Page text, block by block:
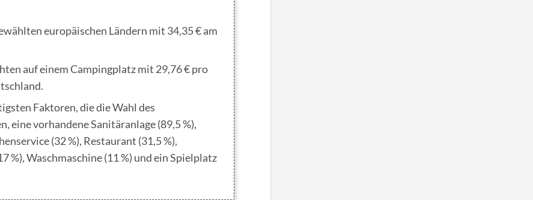
europäischen Ländern mit 34,35 € am
auf einem Campingplatz mit 29,76 € pro
Faktoren, die die Wahl des
eine vorhandene Sanitäranlage (89,5 %),
(32 %), Restaurant (31,5 %),
%), Waschmaschine (11 %) und ein Spielplatz